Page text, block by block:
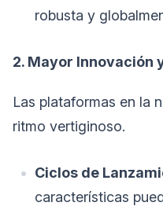
robusta y
2. Mayor Innovación
Las plataformas en la
ritmo vertiginoso.
Ciclos de
características